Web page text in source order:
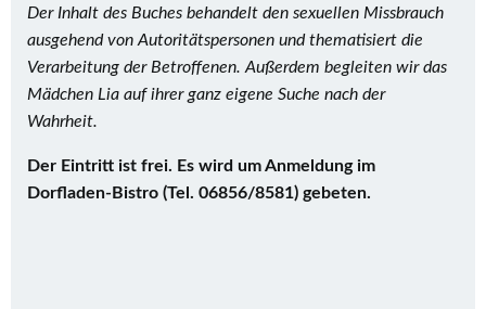
Der Inhalt des Buches behandelt den sexuellen Missbrauch
ausgehend von Autoritätspersonen und thematisiert die
Verarbeitung der Betroffenen. Außerdem begleiten wir das
Mädchen Lia auf ihrer ganz eigene Suche nach der
Wahrheit.
Der Eintritt ist frei. Es wird um Anmeldung im
Dorfladen-Bistro (Tel. 06856/8581) gebeten.